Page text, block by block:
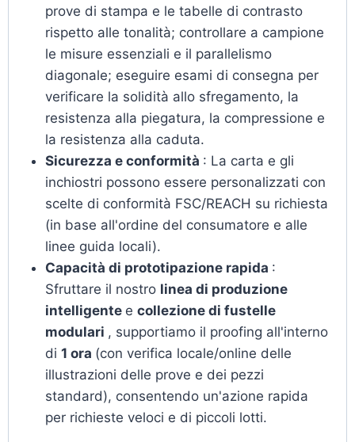
prove di stampa e le tabelle di contrasto
rispetto alle tonalità; controllare a campione
le misure essenziali e il parallelismo
diagonale; eseguire esami di consegna per
verificare la solidità allo sfregamento, la
resistenza alla piegatura, la compressione e
la resistenza alla caduta.
Sicurezza e conformità : La carta e gli
inchiostri possono essere personalizzati con
scelte di conformità FSC/REACH su richiesta
(in base all'ordine del consumatore e alle
linee guida locali).
Capacità di prototipazione rapida :
Sfruttare il nostro linea di produzione
intelligente e collezione di fustelle
modulari , supportiamo il proofing all'interno
di 1 ora (con verifica locale/online delle
illustrazioni delle prove e dei pezzi
standard), consentendo un'azione rapida
per richieste veloci e di piccoli lotti.